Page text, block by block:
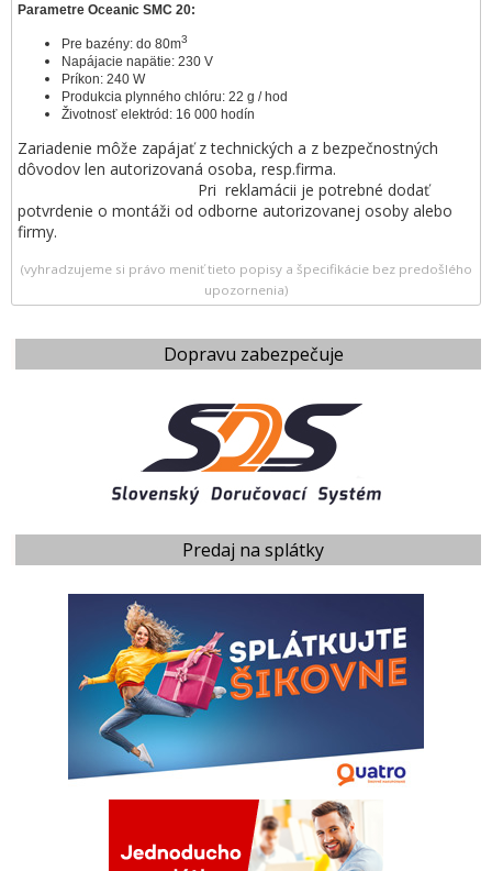
Dopravu zabezpečuje
Predaj na splátky
Parametre Oceanic SMC 20:
Pre bazény: do 80m3
Napájacie napätie: 230 V
Príkon: 240 W
Produkcia plynného chlóru: 22 g / hod
Životnosť elektród: 16 000 hodín
Zariadenie môže zapájať z technických a z bezpečnostných
dôvodov len autorizovaná osoba, resp.firma.
Pri reklamácii je potrebné dodať
potvrdenie o montáži od odborne autorizovanej osoby alebo
firmy.
(vyhradzujeme si právo meniť tieto popisy a špecifikácie bez predošlého
upozornenia)